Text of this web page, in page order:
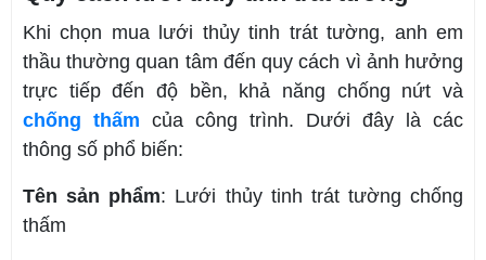
Khi chọn mua lưới thủy tinh trát tường, anh em
thầu thường quan tâm đến quy cách vì ảnh hưởng
trực tiếp đến độ bền, khả năng chống nứt và
chống thấm của công trình. Dưới đây là các
thông số phổ biến:
Tên sản phẩm: Lưới thủy tinh trát tường chống
thấm